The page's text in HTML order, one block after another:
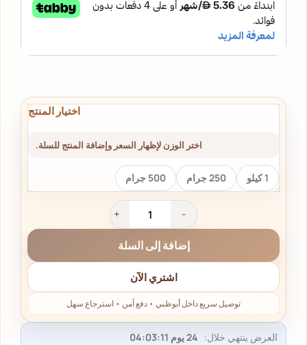
اختر الوزن لإظهار السعر وإضافة المنتج للسلة.
1 كيلو 250 جرام 500 جرام
إضافة إلى السلة
اشتري الآن
العرض ينتهي خلال: 24 يوم 04:03:10